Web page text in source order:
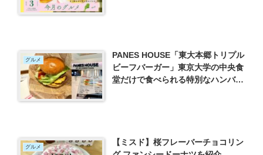
グルメ
PANES HOUSE「東大本郷トリプル
ビーフバーガー」東京大学の中央食
堂だけで食べられる特別なハンバー
グルメ
【ミスド】桜フレーバーチョコリン